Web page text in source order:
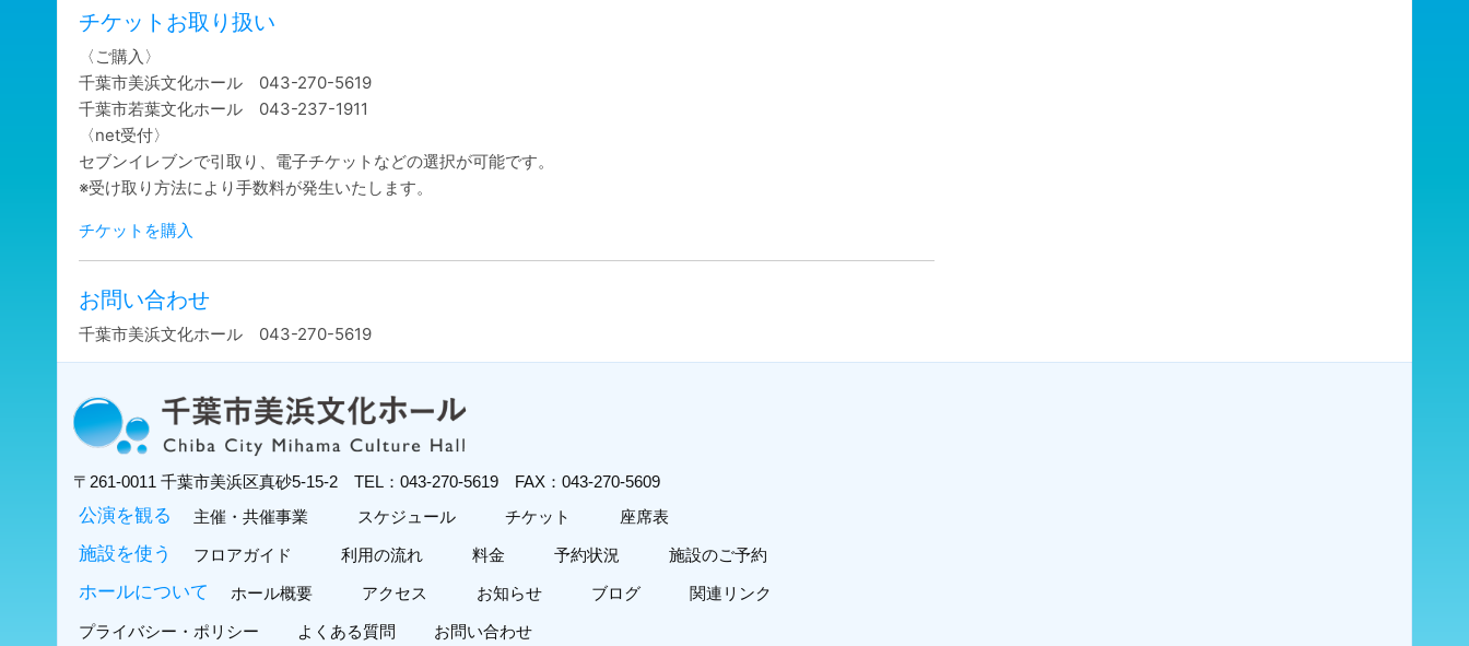
チケットお取り扱い
〈ご購入〉
千葉市美浜文化ホール 043-270-5619
千葉市若葉文化ホール 043-237-1911
〈net受付〉
セブンイレブンで引取り、電子チケットなどの選択が可能です。
※受け取り方法により手数料が発生いたします。
チケットを購入
お問い合わせ
千葉市美浜文化ホール 043-270-5619
〒261-0011 千葉市美浜区真砂5-15-2 TEL：043-270-5619 FAX：043-270-5609
公演を観る 主催・共催事業 スケジュール チケット 座席表
施設を使う フロアガイド 利用の流れ 料金 予約状況 施設のご予約
ホールについて ホール概要 アクセス お知らせ ブログ 関連リンク
プライバシー・ポリシー よくある質問 お問い合わせ